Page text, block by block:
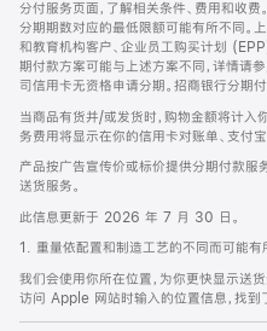
分付服务页面，了解相关条件、费用和收
分期期数对应的最低限额可能有所不同。
和教育机构客户、企业员工购买计划
期付款方案可能与上述方案不同，详情请
司信用卡无资格申请分期。招商银行分
当商品有货并/或发货时，购物金额将计入
务费用将显示在你的信用卡对账单、支付宝
产品按广告宣传价或标价提供分期付款服
送货服务。
此信息更新于 2026 年 7 月 30 日。
1. 重量依配置和制造工艺的不同而可能有
我们会使用你所在位置，为你更快显示送
访问 Apple 网站时输入的位置信息，找到